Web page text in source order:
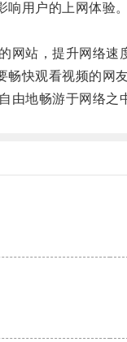
用户的上网体验。
站，提升网络速
观看视频的网友
地畅游于网络之